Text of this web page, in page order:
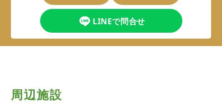
LINEで問合せ
周辺施設